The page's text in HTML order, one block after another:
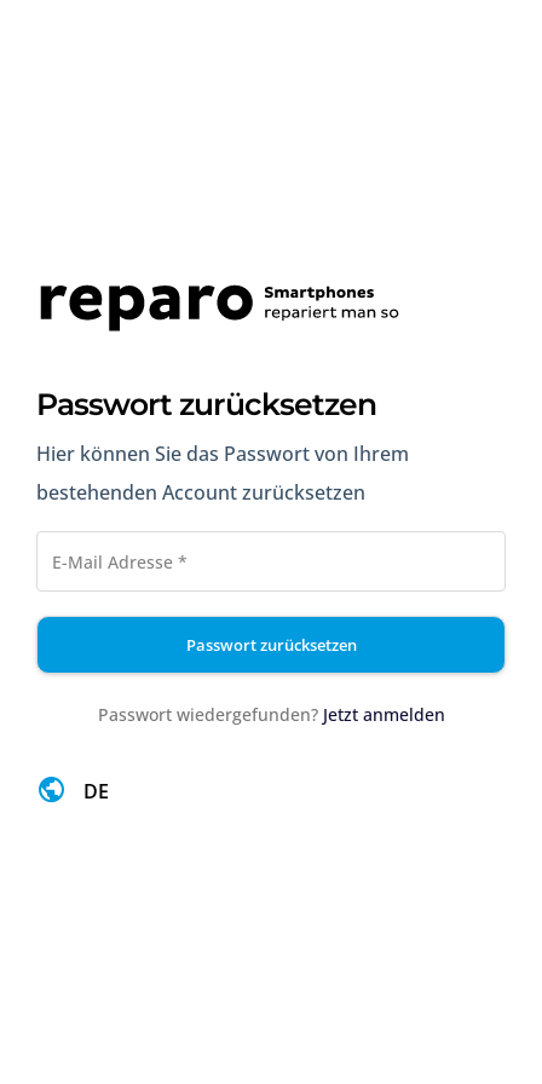
Passwort zurücksetzen
Hier können Sie das Passwort von Ihrem
bestehenden Account zurücksetzen
Passwort zurücksetzen
Passwort wiedergefunden? Jetzt anmelden
DE